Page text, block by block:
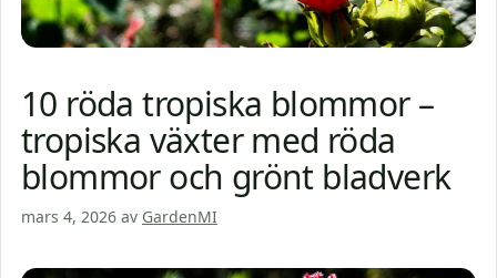
10 röda tropiska blommor –
tropiska växter med röda
blommor och grönt bladverk
mars 4, 2026 av GardenMI